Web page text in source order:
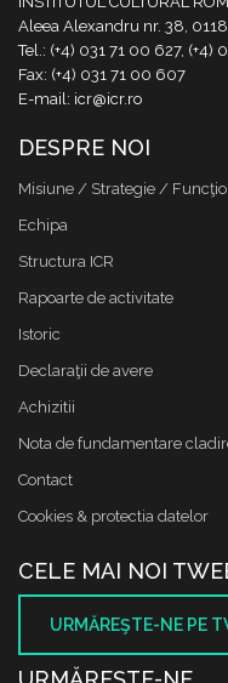
Aleea Alexandru nr. 38,
Tel.: (+4) 031 71 00 627, (+4)
Fax: (+4) 031 71 00 607
E-mail: icr@icr.ro
DESPRE NOI
Misiune / Strategie /
Echipa
Structura ICR
Rapoarte de activitate
Istoric
Declaraţii de avere
Achizitii
Nota de fundamentare
Contact
Cookies & protectia datelor
CELE MAI NOI
URMĂREŞTE-NE PE